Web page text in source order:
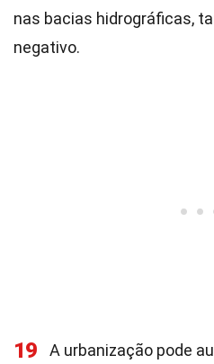
nas bacias hidrográficas,
negativo.
19
A urbanização pode